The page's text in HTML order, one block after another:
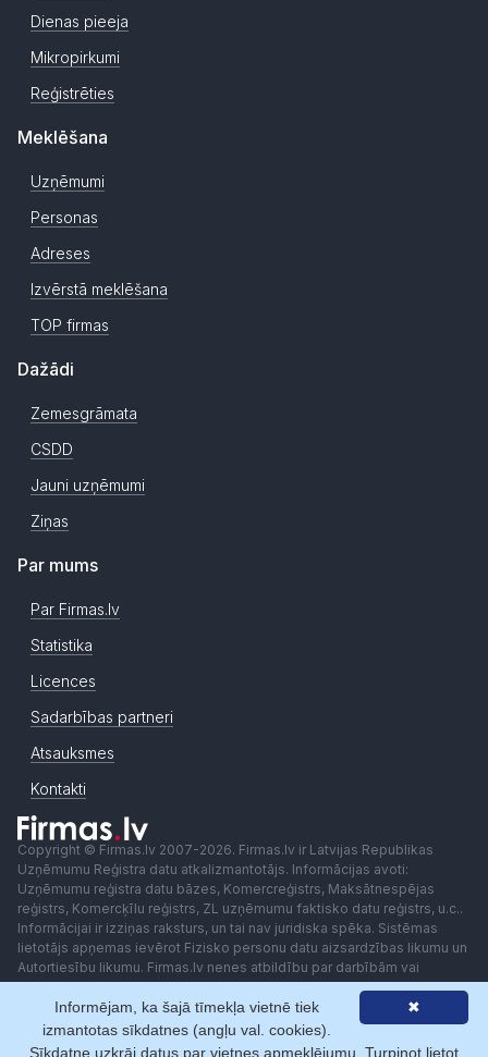
Dienas pieeja
Mikropirkumi
Reģistrēties
Meklēšana
Uzņēmumi
Personas
Adreses
Izvērstā meklēšana
TOP firmas
Dažādi
Zemesgrāmata
CSDD
Jauni uzņēmumi
Ziņas
Par mums
Par Firmas.lv
Statistika
Licences
Sadarbības partneri
Atsauksmes
Kontakti
Copyright © Firmas.lv 2007-2026. Firmas.lv ir Latvijas Republikas
Uzņēmumu Reģistra datu atkalizmantotājs. Informācijas avoti:
Uzņēmumu reģistra datu bāzes, Komercreģistrs, Maksātnespējas
reģistrs, Komercķīlu reģistrs, ZL uzņēmumu faktisko datu reģistrs, u.c..
Informācijai ir izziņas raksturs, un tai nav juridiska spēka. Sistēmas
lietotājs apņemas ievērot Fizisko personu datu aizsardzības likumu un
Autortiesību likumu. Firmas.lv nenes atbildību par darbībām vai
lēmumiem, kas balstīti uz saņemto pakalpojumu. Lietotājam aizliegts
izmantot jebkādas automatizētas sistēmas vai iekārtas (robotus)
piekļuvei sistēmai bez rakstiskas saskaņošanas ar Firmas.lv. Galvenā
redaktore: Ingūna Pempere.
✖
Informējam, ka šajā tīmekļa vietnē tiek
izmantotas sīkdatnes (angļu val. cookies).
Sīkdatne uzkrāj datus par vietnes apmeklējumu. Turpinot lietot